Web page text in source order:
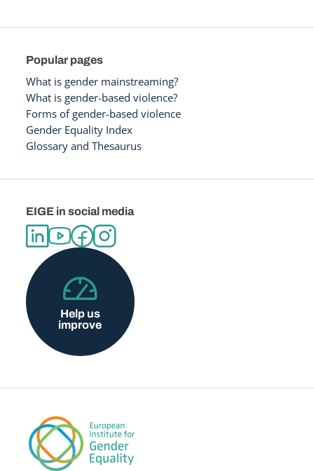
Popular pages
What is gender mainstreaming?
What is gender-based violence?
Forms of gender-based violence
Gender Equality Index
Glossary and Thesaurus
EIGE in social media
Help us
improve